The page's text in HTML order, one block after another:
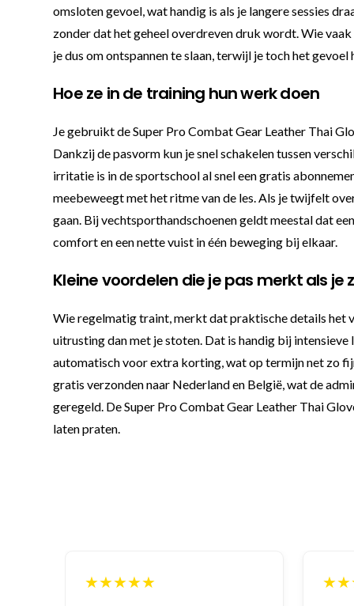
omsloten gevoel, wat handig is als je langere sessies
zonder dat het geheel overdreven druk wordt. Wie
je dus om ontspannen te slaan, terwijl je toch het
Hoe ze in de training hun werk doen
Je gebruikt de Super Pro Combat Gear Leather Thai
Dankzij de pasvorm kun je snel schakelen tussen
irritatie is in de sportschool al snel een gratis
meebeweegt met het ritme van de les. Als je twijfelt
gaan. Bij vechtsporthandschoenen geldt meestal dat
comfort en een nette vuist in één beweging bij elkaar.
Kleine voordelen die je pas merkt als je
Wie regelmatig traint, merkt dat praktische details het
uitrusting dan met je stoten. Dat is handig bij
automatisch voor extra korting, wat op termijn net zo
gratis verzonden naar Nederland en België, wat de
geregeld. De Super Pro Combat Gear Leather Thai
laten praten.
★★★★★